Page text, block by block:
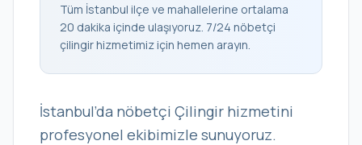
Tüm İstanbul ilçe ve mahallelerine ortalama
20 dakika içinde ulaşıyoruz. 7/24 nöbetçi
çilingir hizmetimiz için hemen arayın.
İstanbul’da nöbetçi Çilingir hizmetini
profesyonel ekibimizle sunuyoruz.